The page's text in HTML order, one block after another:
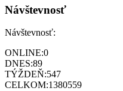
Návštevnosť
Návštevnosť:
ONLINE:0
DNES:89
TÝŽDEŇ:547
CELKOM:1380559